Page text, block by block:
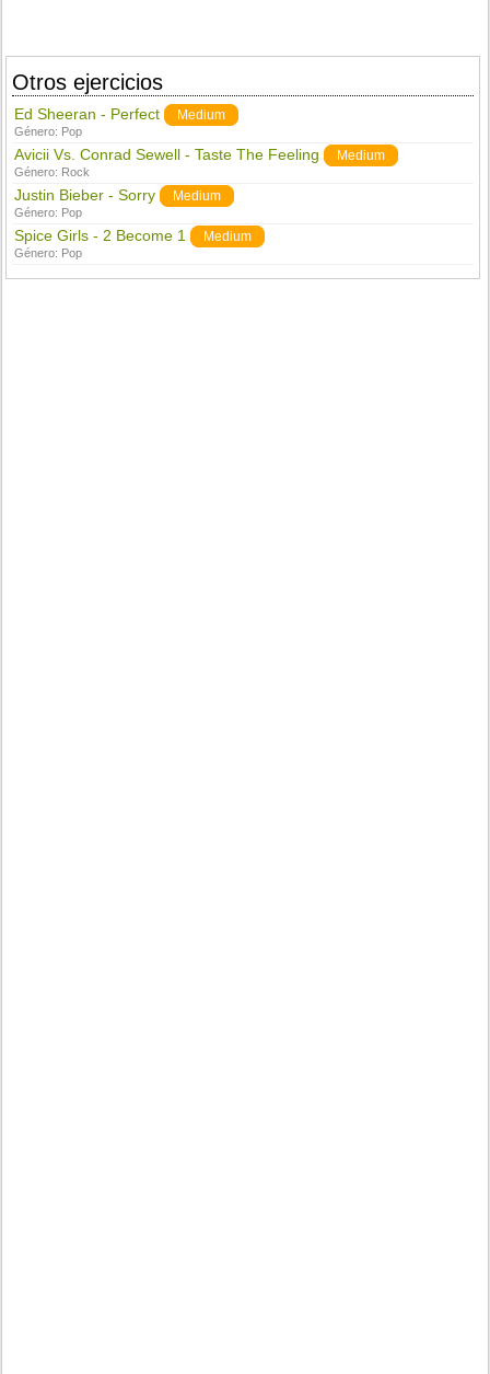
Otros ejercicios
Ed Sheeran - Perfect Medium
Género: Pop
Avicii Vs. Conrad Sewell - Taste The Feeling Medium
Género: Rock
Justin Bieber - Sorry Medium
Género: Pop
Spice Girls - 2 Become 1 Medium
Género: Pop